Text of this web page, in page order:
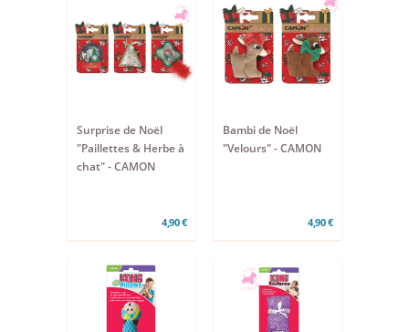
Surprise de Noël
"Paillettes & Herbe à
chat" - CAMON
4,90 €
Bambi de Noël
"Velours" - CAMON
4,90 €